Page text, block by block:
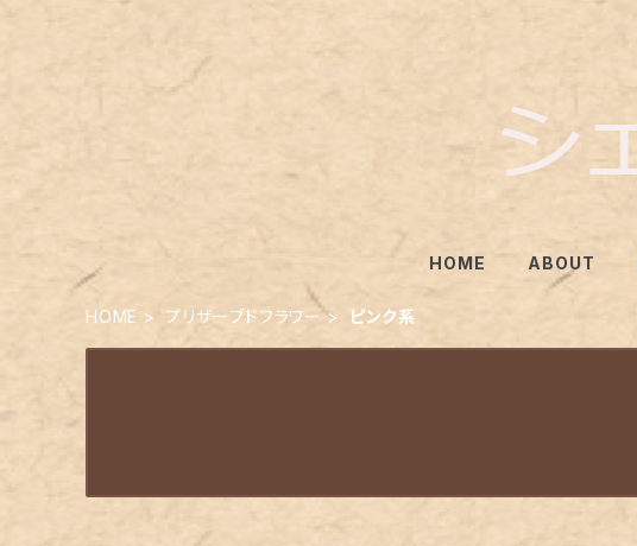
HOME ABOUT
HOME プリザーブドフラワー ピンク系